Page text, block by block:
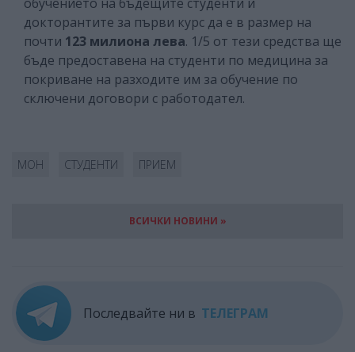
докторантите за първи курс да е в размер на
почти 123 милиона лева. 1/5 от тези средства ще
бъде предоставена на студенти по медицина за
покриване на разходите им за обучение по
сключени договори с работодател.
МОН СТУДЕНТИ ПРИЕМ
ВСИЧКИ НОВИНИ »
Последвайте ни в ТЕЛЕГРАМ